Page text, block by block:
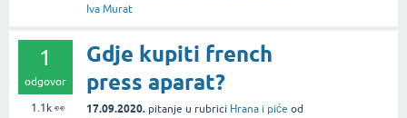
Iva Murat
1
odgovor
1.1k👀
Gdje kupiti french
press aparat?
17.09.2020. pitanje u rubrici Hrana i piće od